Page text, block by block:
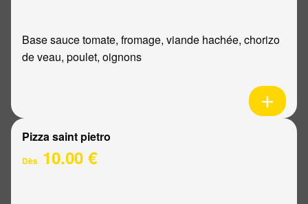
Base sauce tomate, fromage, viande hachée, chorizo
de veau, poulet, oignons
Pizza saint pietro
Dès 10.00 €